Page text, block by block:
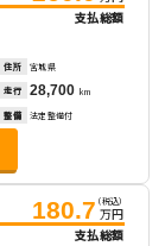
支払総額
住所 宮城県
走行 28,700 km
整備 法定整備付
180.7 （税込）
万円
支払総額